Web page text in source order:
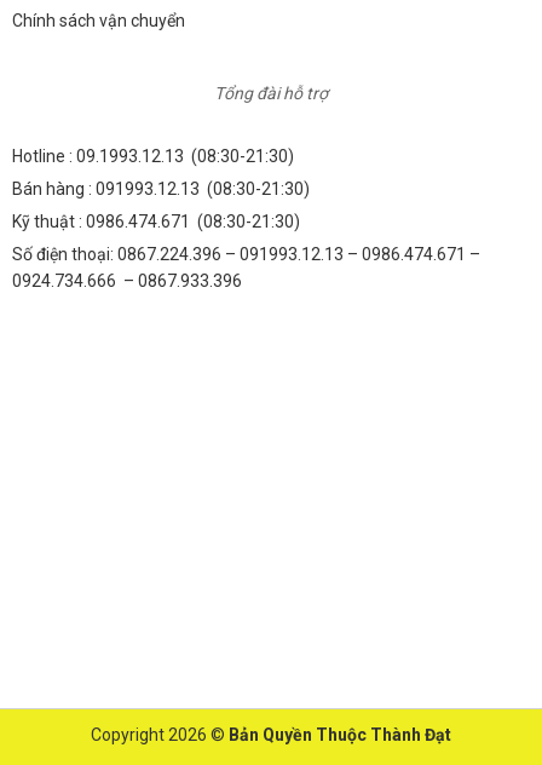
Chính sách vận chuyển
Tổng đài hỗ trợ
Hotline : 09.1993.12.13 (08:30-21:30)
Bán hàng : 091993.12.13 (08:30-21:30)
Kỹ thuật : 0986.474.671 (08:30-21:30)
Số điện thoại: 0867.224.396 – 091993.12.13 – 0986.474.671 –
0924.734.666 – 0867.933.396
Copyright 2026 © Bản Quyền Thuộc Thành Đạt